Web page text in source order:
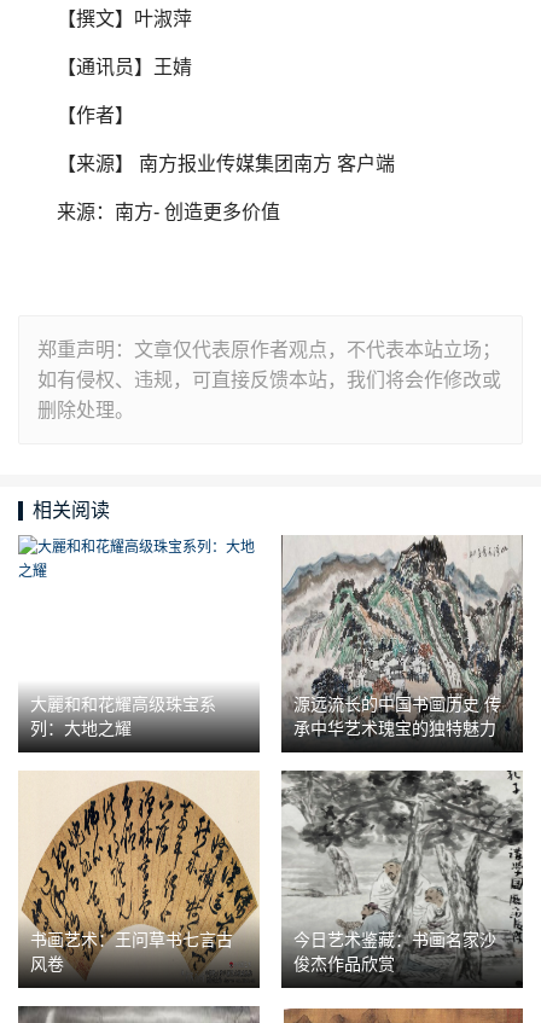
【撰文】叶淑萍
【通讯员】王婧
【作者】
【来源】 南方报业传媒集团南方 客户端
来源：南方- 创造更多价值
郑重声明：文章仅代表原作者观点，不代表本站立场；
如有侵权、违规，可直接反馈本站，我们将会作修改或
删除处理。
相关阅读
大麗和和花耀高级珠宝系
列：大地之耀
源远流长的中国书画历史 传
承中华艺术瑰宝的独特魅力
书画艺术：王问草书七言古
风卷
今日艺术鉴藏：书画名家沙
俊杰作品欣赏